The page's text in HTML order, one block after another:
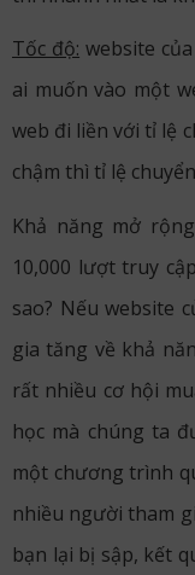
Tốc độ: website
ai muốn vào một
web đi liền với tỉ lệ
chậm thì tỉ lệ
Khả năng mở
10,000 lượt truy
sao? Nếu website
gia tăng về khả
rất nhiều cơ hội
học mà chúng ta
một chương trình
nhiều người tham
bạn lại bị sập, kết